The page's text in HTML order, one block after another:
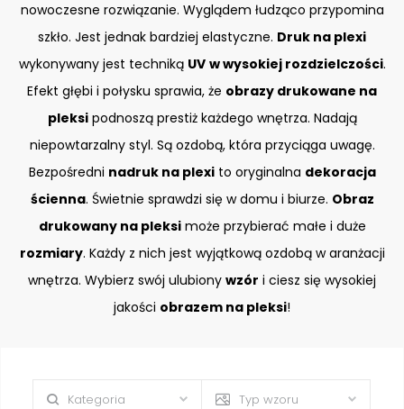
nowoczesne rozwiązanie. Wyglądem łudząco przypomina
szkło. Jest jednak bardziej elastyczne. Druk na plexi
wykonywany jest techniką UV w wysokiej rozdzielczości.
Efekt głębi i połysku sprawia, że obrazy drukowane na
pleksipodnoszą prestiż każdego wnętrza. Nadają
niepowtarzalny styl. Są ozdobą, która przyciąga uwagę.
Bezpośredni nadruk na plexito oryginalna dekoracja
ścienna. Świetnie sprawdzi się w domu i biurze. Obraz
drukowany na pleksimoże przybierać małe i duże
rozmiary. Każdy z nich jest wyjątkową ozdobą w aranżacji
wnętrza. Wybierz swój ulubiony wzór i ciesz się wysokiej
jakości obrazem na pleksi!
Kategoria Typ wzoru